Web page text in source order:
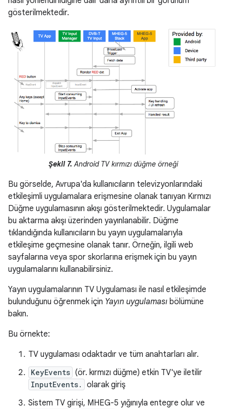
gösterilmektedir.
Şekil 7. Android TV kırmızı düğme örneği
Bu görselde, Avrupa'da kullanıcıların televizyonlarındaki
etkileşimli uygulamalara erişmesine olanak tanıyan Kırmızı
Düğme uygulamasının akışı gösterilmektedir. Uygulamalar
bu aktarma akışı üzerinden yayınlanabilir. Düğme
tıklandığında kullanıcıların bu yayın uygulamalarıyla
etkileşime geçmesine olanak tanır. Örneğin, ilgili web
sayfalarına veya spor skorlarına erişmek için bu yayın
uygulamalarını kullanabilirsiniz.
Yayın uygulamalarının TV Uygulaması ile nasıl etkileşimde
bulunduğunu öğrenmek için Yayın uygulaması bölümüne
bakın.
Bu örnekte:
TV uygulaması odaktadır ve tüm anahtarları alır.
KeyEvents (ör. kırmızı düğme) etkin TV'ye iletilir
InputEvents.
olarak giriş
Sistem TV girişi, MHEG-5 yığınıyla entegre olur ve